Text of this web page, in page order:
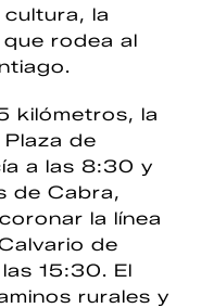
la
rodea al
kilómetros, la
de
a las 8:30 y
de Cabra,
la línea
de
15:30. El
rurales y